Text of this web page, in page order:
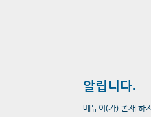
알립니다.
메뉴이(가) 존재 하